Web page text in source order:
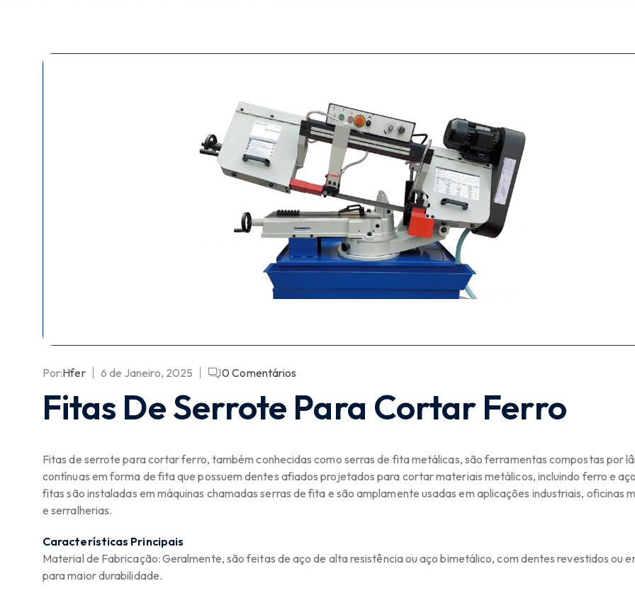
Por:Hfer 6 de Janeiro, 2025 0Comentários
Fitas De Serrote Para Cortar Ferro
Fitas de serrote para cortar ferro, também conhecidas como serras de fita metálicas, são ferramentas compostas por
contínuas em forma de fita que possuem dentes afiados projetados para cortar materiais metálicos, incluindo ferro e
fitas são instaladas em máquinas chamadas serras de fita e são amplamente usadas em aplicações industriais, oficinas
e serralherias.
Características Principais
Material de Fabricação: Geralmente, são feitas de aço de alta resistência ou aço bimetálico, com dentes revestidos ou
para maior durabilidade.